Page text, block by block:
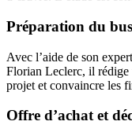
Préparation du
Avec l’aide de son
Florian Leclerc, il rédige
projet et convaincre les
Offre d’achat et